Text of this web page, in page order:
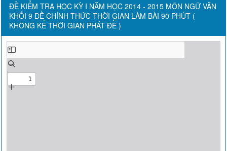
ĐỀ KIỂM TRA HỌC KỲ I NĂM HỌC 2014 - 2015 MÔN NGỮ VĂN
KHỐI 9 ĐỀ CHÍNH THỨC THỜI GIAN LÀM BÀI 90 PHÚT (
KHÔNG KỂ THỜI GIAN PHÁT ĐỀ )